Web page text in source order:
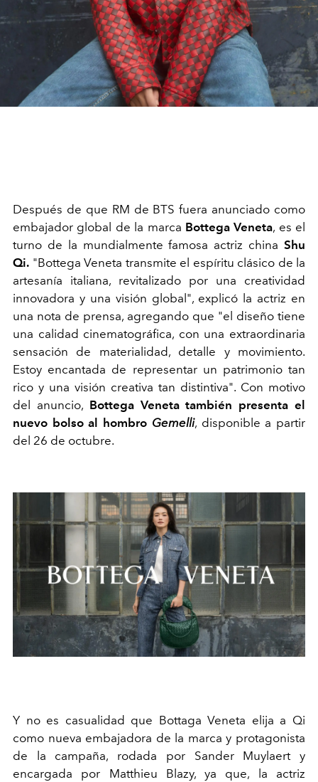
Después de que RM de BTS fuera anunciado como
embajador global de la marca Bottega Veneta, es el
turno de la mundialmente famosa actriz china Shu
Qi. "Bottega Veneta transmite el espíritu clásico de la
artesanía italiana, revitalizado por una creatividad
innovadora y una visión global", explicó la actriz en
una nota de prensa, agregando que "e l diseño tiene
una calidad cinematográfica, con una extraordinaria
sensación de materialidad, detalle y movimiento.
Estoy encantada de representar un patrimonio tan
rico y una visión creativa tan distintiva". Con motivo
del anuncio, Bottega Veneta también presenta el
nuevo bolso al hombro Gemelli, disponible a partir
del 26 de octubre.
Y no es casualidad que Bottaga Veneta elija a Qi
como nueva embajadora de la marca y protagonista
de la campaña, rodada por Sander Muylaert y
encargada por Matthieu Blazy, ya que, la actriz